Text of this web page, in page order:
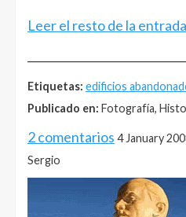
Leer el resto de la
Etiquetas: edificios
Publicado en: Fotografía,
2 comentarios 4 January
Sergio